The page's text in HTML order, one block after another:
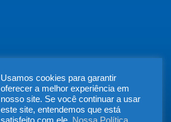
Usamos cookies para garantir
oferecer a melhor experiência em
nosso site. Se você continuar a usar
este site, entendemos que está